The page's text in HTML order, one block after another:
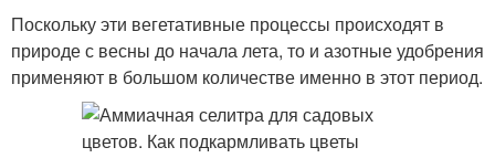
Поскольку эти вегетативные процессы происходят в
природе с весны до начала лета, то и азотные удобрения
применяют в большом количестве именно в этот период.